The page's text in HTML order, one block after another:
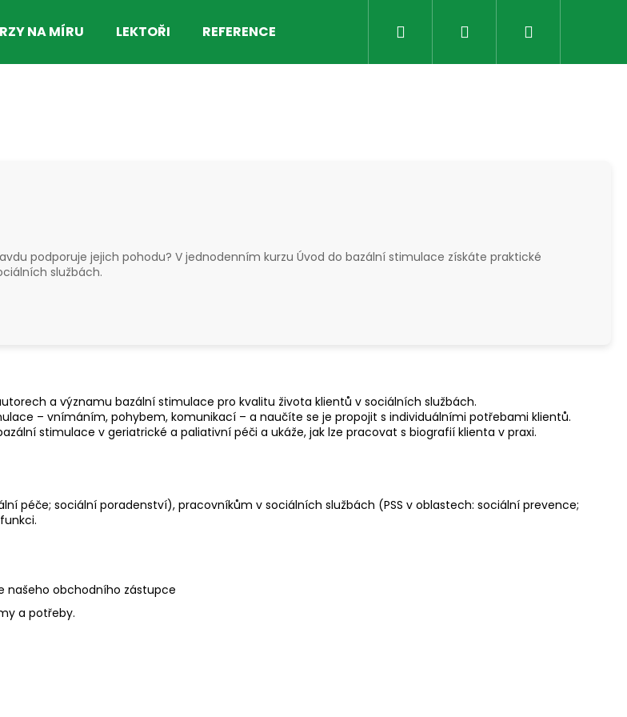
NA MÍRU LEKTOŘI REFERENCE AKTUALITYPřihlášení
podporuje jejich pohodu? V jednodenním kurzu Úvod do bazální stimulace získáte praktické
službách.
a významu bazální stimulace pro kvalitu života klientů v sociálních službách.
– vnímáním, pohybem, komunikací – a naučíte se je propojit s individuálními potřebami klientů.
stimulace v geriatrické a paliativní péči a ukáže, jak lze pracovat s biografií klienta v praxi.
péče; sociální poradenství), pracovníkům v sociálních službách (PSS v oblastech: sociální prevence;
našeho obchodního zástupce
a potřeby.